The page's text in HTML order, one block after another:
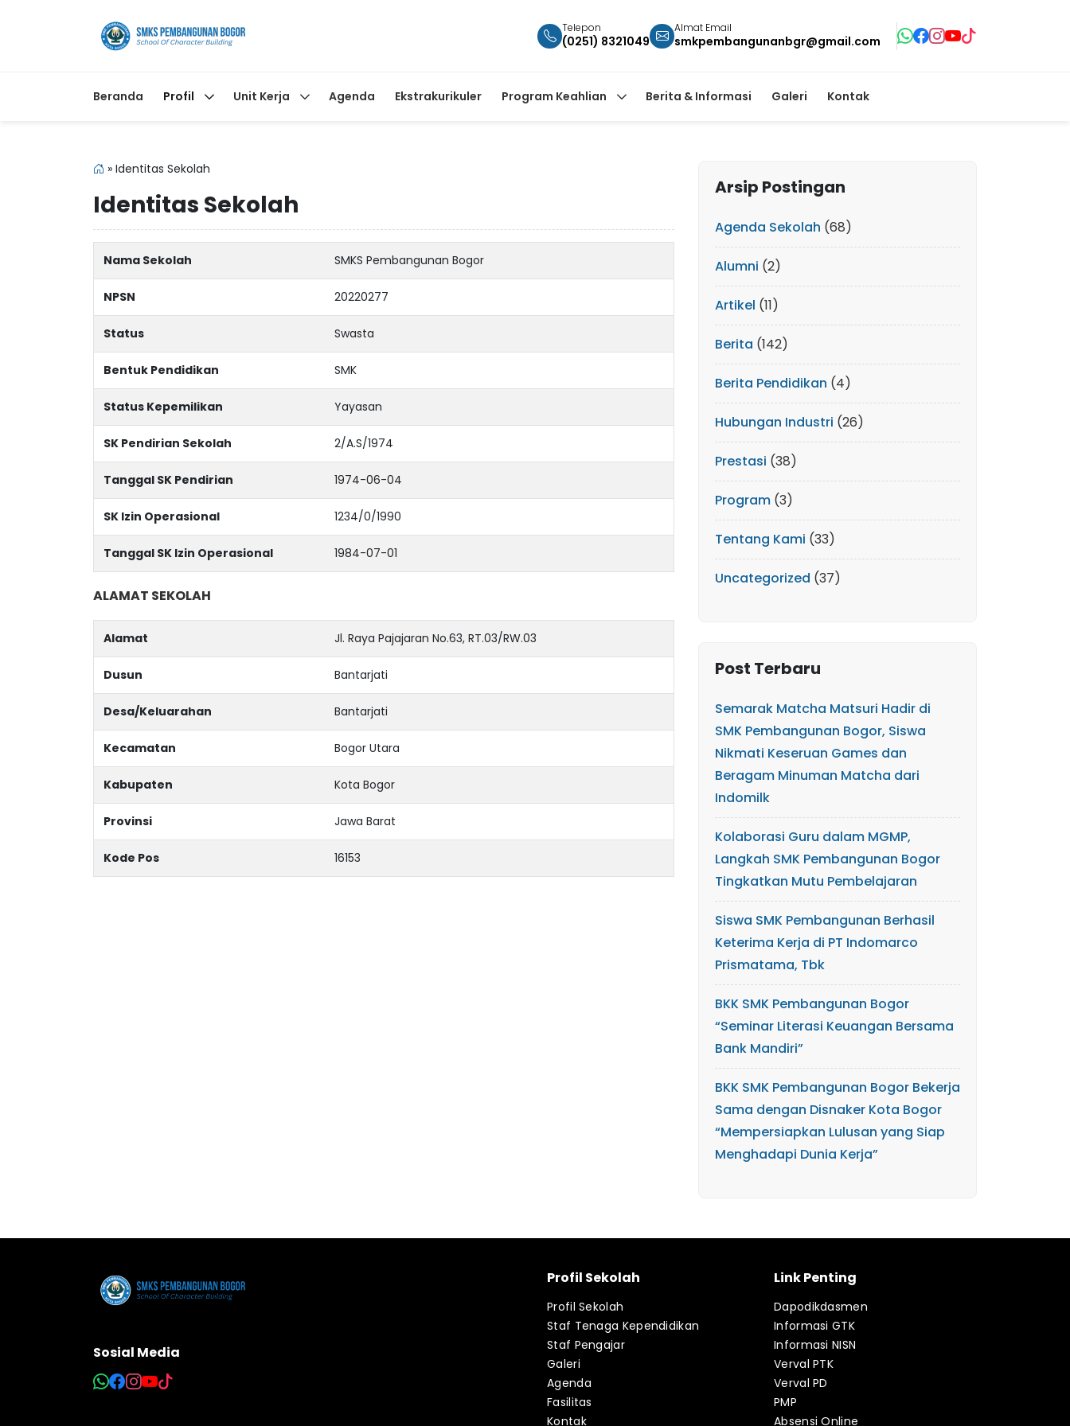
Telepon
(0251) 8321049
Almat Email
smkpembangunanbgr@gmail.com
Beranda Profil Unit Kerja Agenda Ekstrakurikuler Program Keahlian Berita & Informasi Galeri Kontak
» Identitas Sekolah
Identitas Sekolah
Nama Sekolah SMKS Pembangunan Bogor
NPSN 20220277
Status Swasta
Bentuk Pendidikan SMK
Status Kepemilikan Yayasan
SK Pendirian Sekolah 2/A.S/1974
Tanggal SK Pendirian 1974-06-04
SK Izin Operasional 1234/0/1990
Tanggal SK Izin Operasional 1984-07-01
ALAMAT SEKOLAH
Alamat Jl. Raya Pajajaran No.63, RT.03/RW.03
Dusun Bantarjati
Desa/Keluarahan Bantarjati
Kecamatan Bogor Utara
Kabupaten Kota Bogor
Provinsi Jawa Barat
Kode Pos 16153
Arsip Postingan
Agenda Sekolah (68)
Alumni (2)
Artikel (11)
Berita (142)
Berita Pendidikan (4)
Hubungan Industri (26)
Prestasi (38)
Program (3)
Tentang Kami (33)
Uncategorized (37)
Post Terbaru
Semarak Matcha Matsuri Hadir di
SMK Pembangunan Bogor, Siswa
Nikmati Keseruan Games dan
Beragam Minuman Matcha dari
Indomilk
Kolaborasi Guru dalam MGMP,
Langkah SMK Pembangunan Bogor
Tingkatkan Mutu Pembelajaran
Siswa SMK Pembangunan Berhasil
Keterima Kerja di PT Indomarco
Prismatama, Tbk
BKK SMK Pembangunan Bogor
“Seminar Literasi Keuangan Bersama
Bank Mandiri”
BKK SMK Pembangunan Bogor Bekerja
Sama dengan Disnaker Kota Bogor
“Mempersiapkan Lulusan yang Siap
Menghadapi Dunia Kerja”
Sosial Media
Profil Sekolah
Profil Sekolah
Staf Tenaga Kependidikan
Staf Pengajar
Galeri
Agenda
Fasilitas
Kontak
Link Penting
Dapodikdasmen
Informasi GTK
Informasi NISN
Verval PTK
Verval PD
PMP
Absensi Online